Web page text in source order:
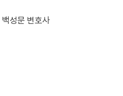
성문 변호사